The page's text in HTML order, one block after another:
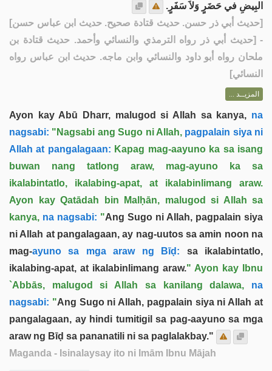
البِيضِ في حَضَرٍ وَلاَ سَفَرٍ.
[حديث أبي ذر حسن. حديث قتادة صحيح. حديث ابن عباس حسن]
- [حديث أبي ذر رواه الترمذي والنسائي وأحمد. حديث قتادة بن
ملحان رواه أبو داود والنسائي وابن ماجه. حديث ابن عباس رواه
النسائي]
المزيــد ...
Ayon kay Abū Dharr, malugod si Allah sa kanya, na
nagsabi: "Nagsabi ang Sugo ni Allah,pagpalain siya ni
Allah at pangalagaan: Kapag mag-aayuno ka sa isang
buwan nang tatlong araw, mag-ayuno ka sa
ikalabintatlo, ikalabing-apat, at ikalabinlimang araw.
Ayon kay Qatādah bin Malḥān, malugod si Allah sa
kanya, na nagsabi: "Ang Sugo ni Allah, pagpalain siya
ni Allah at pangalagaan, ay nag-uutos sa amin noon na
mag-ayuno sa mga araw ng Bīḍ: sa ikalabintatlo,
ikalabing-apat, at ikalabinlimang araw." Ayon kay Ibnu
`Abbās, malugod si Allah sa kanilang dalawa, na
nagsabi: "Ang Sugo ni Allah, pagpalain siya ni Allah at
pangalagaan, ay hindi tumitigil sa pag-aayuno sa mga
araw ng Bīḍ sa pananatili ni sa paglalakbay."
Maganda - Isinalaysay ito ni Imām Ibnu Mājah